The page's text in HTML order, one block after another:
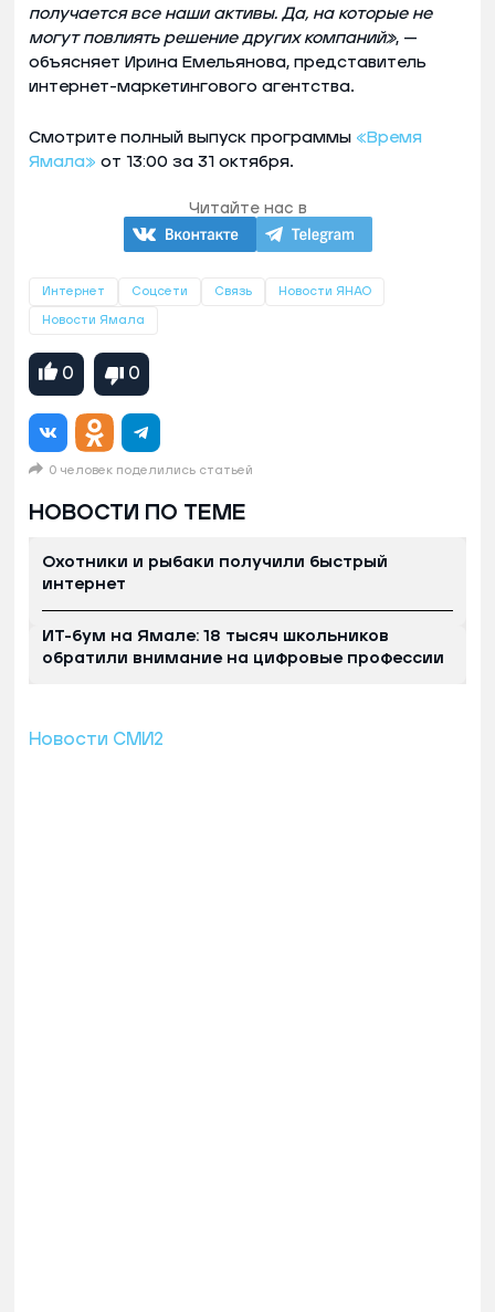
получается все наши активы. Да, на которые не
могут повлиять решение других компаний», —
объясняет Ирина Емельянова, представитель
интернет-маркетингового агентства.
Смотрите полный выпуск программы «Время
Ямала» от 13:00 за 31 октября.
Читайте нас в
Интернет Соцсети Связь Новости ЯНАО
Новости Ямала
0 0
0 человек поделились статьей
НОВОСТИ ПО ТЕМЕ
Охотники и рыбаки получили быстрый
интернет
ИТ-бум на Ямале: 18 тысяч школьников
обратили внимание на цифровые профессии
Новости СМИ2